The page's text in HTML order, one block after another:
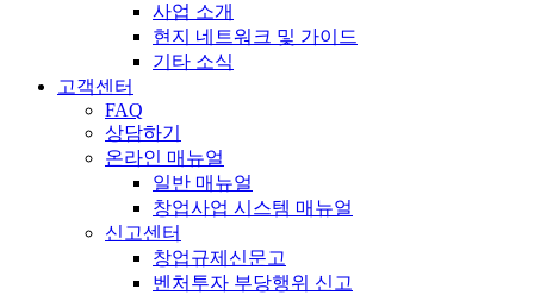
사업 소개
현지 네트워크 및 가이드
기타 소식
고객센터
FAQ
상담하기
온라인 매뉴얼
일반 매뉴얼
창업사업 시스템 매뉴얼
신고센터
창업규제신문고
벤처투자 부당행위 신고